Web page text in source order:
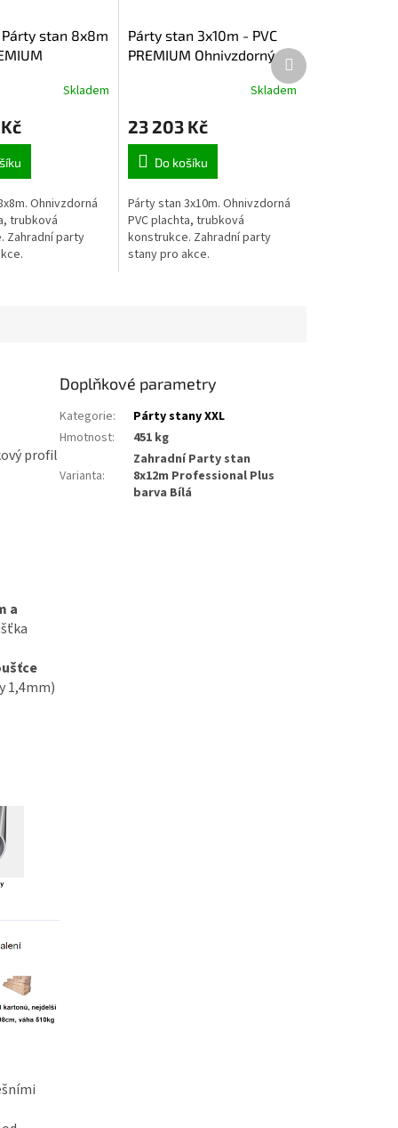
stan 8x8m
Skladem
Ohnivzdorná
trubková
Zahradní party
Párty stan 3x10m - PVC
PREMIUM Ohnivzdorný
Skladem
23 203 Kč
Do košíku
Párty stan 3x10m. Ohnivzdorná
PVC plachta, trubková
konstrukce. Zahradní party
stany pro akce.
Další produkt
profil
a
1,4mm)
Doplňkové parametry
Kategorie:
Párty stany XXL
Hmotnost: 451 kg
Varianta:
Zahradní Party stan
8x12m Professional Plus
barva Bílá